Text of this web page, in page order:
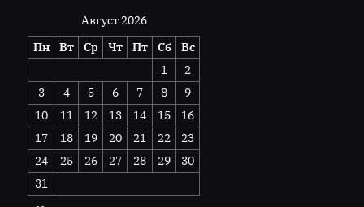
Август 2026
Пн
Вт Ср Чт Пт Сб
Вс
1
2
3
4 5 6 7 8
9
10
11 12 13 14 15
16
17
18 19 20 21 22
23
24
25 26 27 28 29
30
31